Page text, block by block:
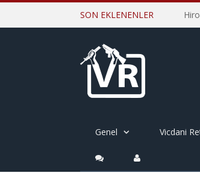
SON EKLENENLER
Genel Vicdani